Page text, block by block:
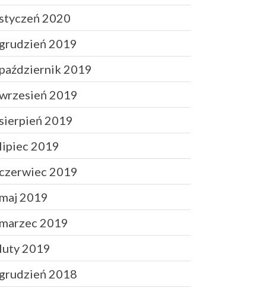
Kanał wpisów
styczeń 2020
grudzień 2019
październik 2019
2019
sierpień 2019
lipiec 2019
czerwiec 2019
maj 2019
marzec 2019
luty 2019
grudzień 2018